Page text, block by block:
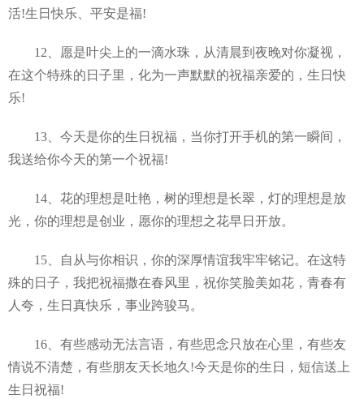
活!生日快乐、平安是福!
12、愿是叶尖上的一滴水珠，从清晨到夜晚对你凝视，
在这个特殊的日子里，化为一声默默的祝福亲爱的，生日快
乐!
13、今天是你的生日祝福，当你打开手机的第一瞬间，
我送给你今天的第一个祝福!
14、花的理想是吐艳，树的理想是长翠，灯的理想是放
光，你的理想是创业，愿你的理想之花早日开放。
15、自从与你相识，你的深厚情谊我牢牢铭记。在这特
殊的日子，我把祝福撒在春风里，祝你笑脸美如花，青春有
人夸，生日真快乐，事业跨骏马。
16、有些感动无法言语，有些思念只放在心里，有些友
情说不清楚，有些朋友天长地久!今天是你的生日，短信送上
生日祝福!